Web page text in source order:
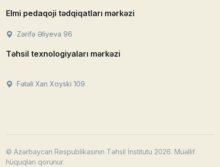
Elmi pedaqoji tədqiqatları mərkəzi
Zərifə Əliyeva 96
Təhsil texnologiyaları mərkəzi
Fətəli Xan Xoyski 109
© Azərbaycan Respublikasının Təhsil İnstitutu 2026. Müəllif
hüquqları qorunur.